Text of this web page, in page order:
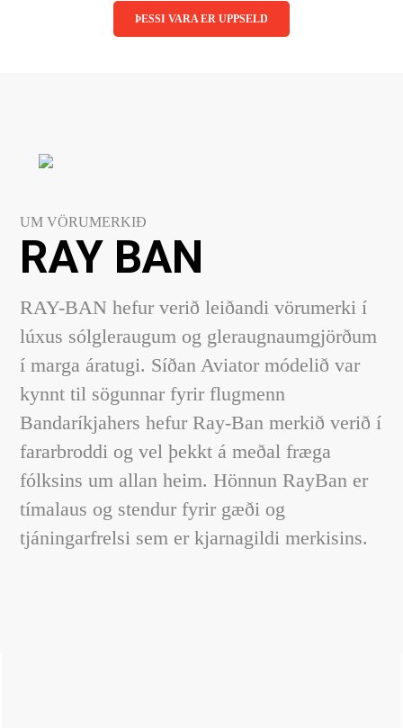
ÞESSI VARA ER UPPSELD
UM VÖRUMERKIÐ
RAY BAN
RAY-BAN hefur verið leiðandi vörumerki í
lúxus sólgleraugum og gleraugnaumgjörðum
í marga áratugi. Síðan Aviator módelið var
kynnt til sögunnar fyrir flugmenn
Bandaríkjahers hefur Ray-Ban merkið verið í
fararbroddi og vel þekkt á meðal fræga
fólksins um allan heim. Hönnun RayBan er
tímalaus og stendur fyrir gæði og
tjáningarfrelsi sem er kjarnagildi merkisins.